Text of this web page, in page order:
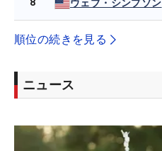
8 ウェブ・シンプソン
順位の続きを見る
ニュース